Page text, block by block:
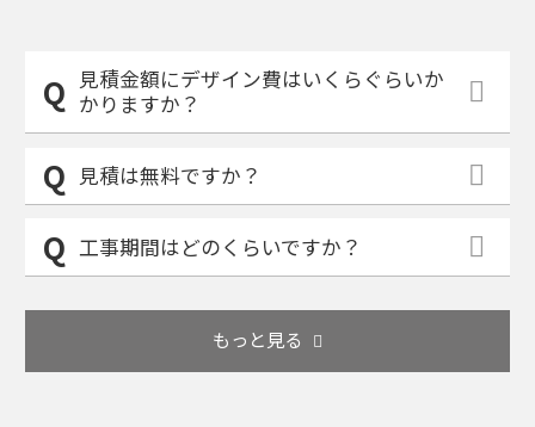
見積金額にデザイン費はいくらぐらいか
かりますか？
見積は無料ですか？
工事期間はどのくらいですか？
もっと見る